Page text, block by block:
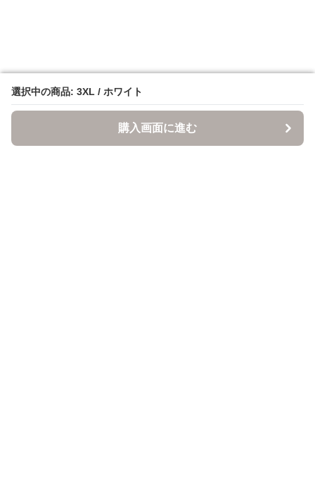
選択中の商品: 3XL / ホワイト
購入画面に進む
選択中の商品: 3XL / ホワイト
購入画面に進む